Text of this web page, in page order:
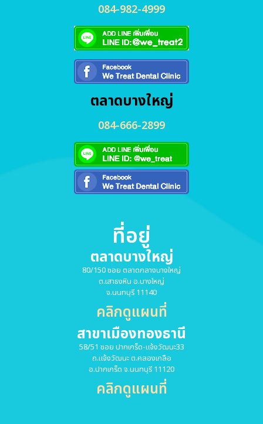
084-982-4999
ตลาดบางใหญ่
084-666-2899
ที่อยู่
ตลาดบางใหญ่
80/150 ซอย ตลาดกลางบางใหญ่
ต.เสาธงหิน อ.บางใหญ่
จ.นนทบุรี 11140
คลิกดูแผนที่
สาขาเมืองทองธานี
58/51 ซอย ปากเกร็ด-แจ้งวัฒนะ33
ถ.แจ้งวัฒนะ ต.คลองเกลือ
อ.ปากเกร็ด จ.นนทบุรี 11120
คลิกดูแผนที่